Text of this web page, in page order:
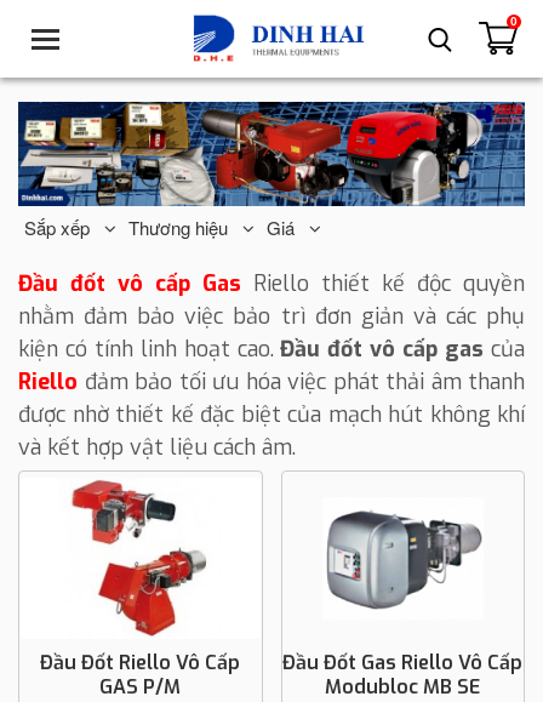
T
g
g
l
e
n
a
i
g
a
t
i
o
n
0
Sắp xếp Thương hiệu Giá
Đầu đốt vô cấp Gas Riello thiết kế độc quyền
nhằm đảm bảo việc bảo trì đơn giản và các phụ
kiện có tính linh hoạt cao.Đầu đốt vô cấp gas của
Riello đảm bảo tối ưu hóa việc phát thải âm thanh
được nhờ thiết kế đặc biệt của mạch hút không khí
và kết hợp vật liệu cách âm.
Đầu Đốt Riello Vô Cấp
GAS P/M
Đầu Đốt Gas Riello Vô Cấp
Modubloc MB SE